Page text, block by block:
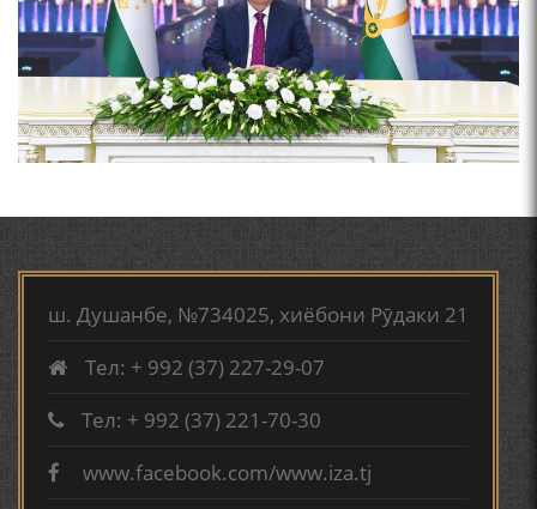
ФАРИДУН ИСМОИЛОВ.
СЕҲРИ СУХАН ВА ҚУДРАТИ БАЁНИ УСТОД АЙНӢ
ВА АДАБИЁТИ БА НОМИ РӮДАКИИ АМИТ
КИРОМИ БУХОРӢ ШОИРИ ИНСОНДӮСТ УСМОНОВА
ГУЛБАҲОР.
ТАҶАССУМИ ҲАСБИ ҲОЛ ДАР ҒАЗАЛИЁТИ КИРОМИ
БУХОРОӢ УСМОНОВА Г.Ф.
БЕРУНӢ ВА НАВРӮЗИ АҶАМ
ш. Душанбе, №734025, хиёбони Рӯдаки 21
Тел: + 992 (37) 227-29-07
Тел: + 992 (37) 221-70-30
www.facebook.com/www.iza.tj